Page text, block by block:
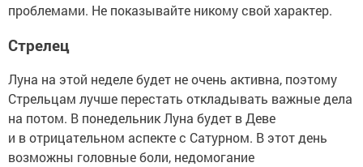
проблемами. Не показывайте никому свой характер.
Стрелец
Луна на этой неделе будет не очень активна, поэтому
Стрельцам лучше перестать откладывать важные дела
на потом. В понедельник Луна будет в Деве
и в отрицательном аспекте с Сатурном. В этот день
возможны головные боли, недомогание